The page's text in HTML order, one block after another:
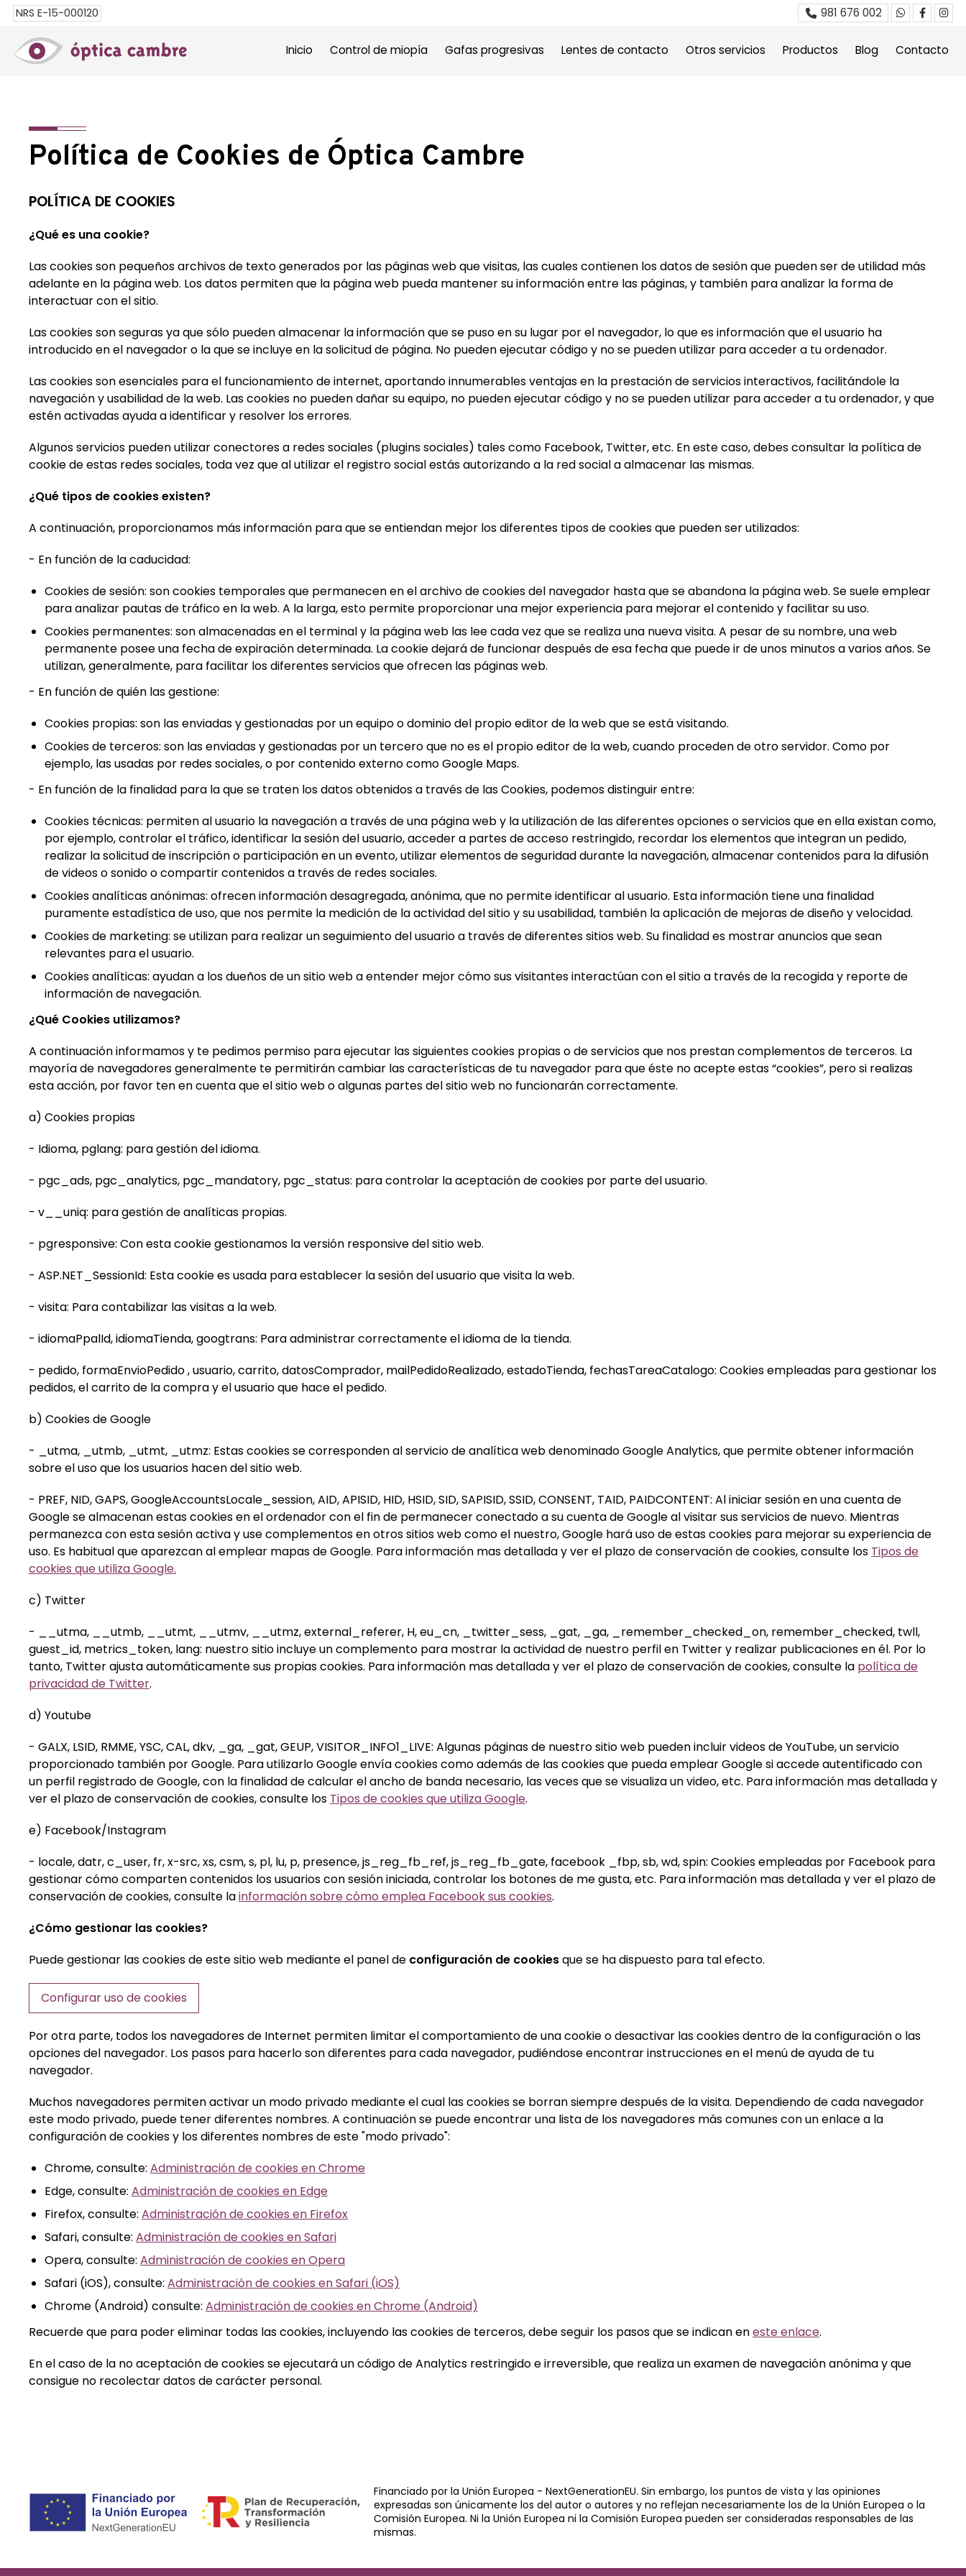
NRS E-15-000120 981 676 002
Inicio Control de miopía Gafas progresivas Lentes de contacto Otros servicios Productos Blog Contacto
Política de Cookies de Óptica Cambre
POLÍTICA DE COOKIES
¿Qué es una cookie?
Las cookies son pequeños archivos de texto generados por las páginas web que visitas, las cuales contienen los datos de sesión que pueden ser de utilidad más
adelante en la página web. Los datos permiten que la página web pueda mantener su información entre las páginas, y también para analizar la forma de
interactuar con el sitio.
Las cookies son seguras ya que sólo pueden almacenar la información que se puso en su lugar por el navegador, lo que es información que el usuario ha
introducido en el navegador o la que se incluye en la solicitud de página. No pueden ejecutar código y no se pueden utilizar para acceder a tu ordenador.
Las cookies son esenciales para el funcionamiento de internet, aportando innumerables ventajas en la prestación de servicios interactivos, facilitándole la
navegación y usabilidad de la web. Las cookies no pueden dañar su equipo, no pueden ejecutar código y no se pueden utilizar para acceder a tu ordenador, y que
estén activadas ayuda a identificar y resolver los errores.
Algunos servicios pueden utilizar conectores a redes sociales (plugins sociales) tales como Facebook, Twitter, etc. En este caso, debes consultar la política de
cookie de estas redes sociales, toda vez que al utilizar el registro social estás autorizando a la red social a almacenar las mismas.
¿Qué tipos de cookies existen?
A continuación, proporcionamos más información para que se entiendan mejor los diferentes tipos de cookies que pueden ser utilizados:
- En función de la caducidad:
Cookies de sesión: son cookies temporales que permanecen en el archivo de cookies del navegador hasta que se abandona la página web. Se suele emplear
para analizar pautas de tráfico en la web. A la larga, esto permite proporcionar una mejor experiencia para mejorar el contenido y facilitar su uso.
Cookies permanentes: son almacenadas en el terminal y la página web las lee cada vez que se realiza una nueva visita. A pesar de su nombre, una web
permanente posee una fecha de expiración determinada. La cookie dejará de funcionar después de esa fecha que puede ir de unos minutos a varios años. Se
utilizan, generalmente, para facilitar los diferentes servicios que ofrecen las páginas web.
- En función de quién las gestione:
Cookies propias: son las enviadas y gestionadas por un equipo o dominio del propio editor de la web que se está visitando.
Cookies de terceros: son las enviadas y gestionadas por un tercero que no es el propio editor de la web, cuando proceden de otro servidor. Como por
ejemplo, las usadas por redes sociales, o por contenido externo como Google Maps.
- En función de la finalidad para la que se traten los datos obtenidos a través de las Cookies, podemos distinguir entre:
Cookies técnicas: permiten al usuario la navegación a través de una página web y la utilización de las diferentes opciones o servicios que en ella existan como,
por ejemplo, controlar el tráfico, identificar la sesión del usuario, acceder a partes de acceso restringido, recordar los elementos que integran un pedido,
realizar la solicitud de inscripción o participación en un evento, utilizar elementos de seguridad durante la navegación, almacenar contenidos para la difusión
de videos o sonido o compartir contenidos a través de redes sociales.
Cookies analíticas anónimas: ofrecen información desagregada, anónima, que no permite identificar al usuario. Esta información tiene una finalidad
puramente estadística de uso, que nos permite la medición de la actividad del sitio y su usabilidad, también la aplicación de mejoras de diseño y velocidad.
Cookies de marketing: se utilizan para realizar un seguimiento del usuario a través de diferentes sitios web. Su finalidad es mostrar anuncios que sean
relevantes para el usuario.
Cookies analíticas: ayudan a los dueños de un sitio web a entender mejor cómo sus visitantes interactúan con el sitio a través de la recogida y reporte de
información de navegación.
¿Qué Cookies utilizamos?
A continuación informamos y te pedimos permiso para ejecutar las siguientes cookies propias o de servicios que nos prestan complementos de terceros. La
mayoría de navegadores generalmente te permitirán cambiar las características de tu navegador para que éste no acepte estas “cookies”, pero si realizas
esta acción, por favor ten en cuenta que el sitio web o algunas partes del sitio web no funcionarán correctamente.
a) Cookies propias
- Idioma, pglang: para gestión del idioma.
- pgc_ads, pgc_analytics, pgc_mandatory, pgc_status: para controlar la aceptación de cookies por parte del usuario.
- v__uniq: para gestión de analíticas propias.
- pgresponsive: Con esta cookie gestionamos la versión responsive del sitio web.
- ASP.NET_SessionId: Esta cookie es usada para establecer la sesión del usuario que visita la web.
- visita: Para contabilizar las visitas a la web.
- idiomaPpalId, idiomaTienda, googtrans: Para administrar correctamente el idioma de la tienda.
- pedido, formaEnvioPedido , usuario, carrito, datosComprador, mailPedidoRealizado, estadoTienda, fechasTareaCatalogo: Cookies empleadas para gestionar los
pedidos, el carrito de la compra y el usuario que hace el pedido.
b) Cookies de Google
- _utma, _utmb, _utmt, _utmz: Estas cookies se corresponden al servicio de analítica web denominado Google Analytics, que permite obtener información
sobre el uso que los usuarios hacen del sitio web.
- PREF, NID, GAPS, GoogleAccountsLocale_session, AID, APISID, HID, HSID, SID, SAPISID, SSID, CONSENT, TAID, PAIDCONTENT: Al iniciar sesión en una cuenta de
Google se almacenan estas cookies en el ordenador con el fin de permanecer conectado a su cuenta de Google al visitar sus servicios de nuevo. Mientras
permanezca con esta sesión activa y use complementos en otros sitios web como el nuestro, Google hará uso de estas cookies para mejorar su experiencia de
uso. Es habitual que aparezcan al emplear mapas de Google. Para información mas detallada y ver el plazo de conservación de cookies, consulte los Tipos de
cookies que utiliza Google.
c) Twitter
- __utma, __utmb, __utmt, __utmv, __utmz, external_referer, H, eu_cn, _twitter_sess, _gat, _ga, _remember_checked_on, remember_checked, twll,
guest_id, metrics_token, lang: nuestro sitio incluye un complemento para mostrar la actividad de nuestro perfil en Twitter y realizar publicaciones en él. Por lo
tanto, Twitter ajusta automáticamente sus propias cookies. Para información mas detallada y ver el plazo de conservación de cookies, consulte la política de
privacidad de Twitter.
d) Youtube
- GALX, LSID, RMME, YSC, CAL, dkv, _ga, _gat, GEUP, VISITOR_INFO1_LIVE: Algunas páginas de nuestro sitio web pueden incluir videos de YouTube, un servicio
proporcionado también por Google. Para utilizarlo Google envía cookies como además de las cookies que pueda emplear Google si accede autentificado con
un perfil registrado de Google, con la finalidad de calcular el ancho de banda necesario, las veces que se visualiza un video, etc. Para información mas detallada y
ver el plazo de conservación de cookies, consulte los Tipos de cookies que utiliza Google.
e) Facebook/Instagram
- locale, datr, c_user, fr, x-src, xs, csm, s, pl, lu, p, presence, js_reg_fb_ref, js_reg_fb_gate, facebook _fbp, sb, wd, spin: Cookies empleadas por Facebook para
gestionar cómo comparten contenidos los usuarios con sesión iniciada, controlar los botones de me gusta, etc. Para información mas detallada y ver el plazo de
conservación de cookies, consulte lainformación sobre cómo emplea Facebook sus cookies.
¿Cómo gestionar las cookies?
Puede gestionar las cookies de este sitio web mediante el panel de configuración de cookiesque se ha dispuesto para tal efecto.
Configurar uso de cookies
Por otra parte, todos los navegadores de Internet permiten limitar el comportamiento de una cookie o desactivar las cookies dentro de la configuración o las
opciones del navegador. Los pasos para hacerlo son diferentes para cada navegador, pudiéndose encontrar instrucciones en el menú de ayuda de tu
navegador.
Muchos navegadores permiten activar un modo privado mediante el cual las cookies se borran siempre después de la visita. Dependiendo de cada navegador
este modo privado, puede tener diferentes nombres. A continuación se puede encontrar una lista de los navegadores más comunes con un enlace a la
configuración de cookies y los diferentes nombres de este "modo privado":
Chrome, consulte: Administración de cookies en Chrome
Edge, consulte: Administración de cookies en Edge
Firefox, consulte: Administración de cookies en Firefox
Safari, consulte: Administración de cookies en Safari
Opera, consulte: Administración de cookies en Opera
Safari (iOS), consulte: Administración de cookies en Safari (iOS)
Chrome (Android) consulte: Administración de cookies en Chrome (Android)
Recuerde que para poder eliminar todas las cookies, incluyendo las cookies de terceros, debe seguir los pasos que se indican eneste enlace.
En el caso de la no aceptación de cookies se ejecutará un código de Analytics restringido e irreversible, que realiza un examen de navegación anónima y que
consigue no recolectar datos de carácter personal.
Financiado por la Unión Europea - NextGenerationEU. Sin embargo, los puntos de vista y las opiniones
expresadas son únicamente los del autor o autores y no reflejan necesariamente los de la Unión Europea o la
Comisión Europea. Ni la Unión Europea ni la Comisión Europea pueden ser consideradas responsables de las
mismas.